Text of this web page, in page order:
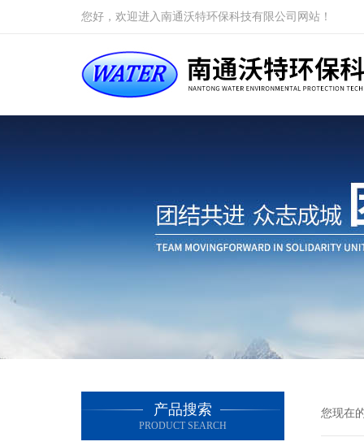
您好，欢迎进入南通沃特环保科技有限公司网站！
产品搜索
PRODUCT SEARCH
您现在